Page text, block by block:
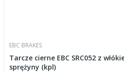
EBC BRAKES
Tarcze cierne EBC SRC052 z
sprężyny (kpl)